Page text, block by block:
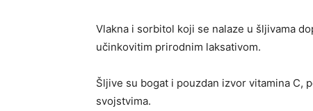
Vlakna i sorbitol koji se nalaze u šljivama
učinkovitim prirodnim laksativom.
Šljive su bogat i pouzdan izvor vitamina C,
svojstvima.